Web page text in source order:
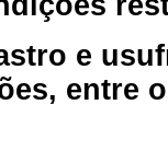
e
entre